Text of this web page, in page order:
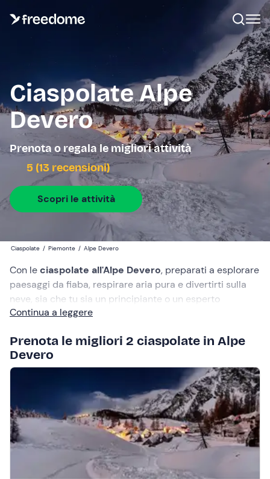
Ciaspolate Alpe
Devero
Prenota o regala le migliori attività
5 (13 recensioni)
Scopri le attività
Ciaspolate / Piemonte / Alpe Devero
Con leciaspolate all'Alpe Devero, preparati a esplorare
paesaggi da fiaba, respirare aria pura e divertirti sulla
neve, sia che tu sia un principiante o un esperto
escursionista. Indossa le ciaspole e scopri il fascino
Continua a leggere
Prenota le migliori 2 ciaspolate in Alpe
Devero